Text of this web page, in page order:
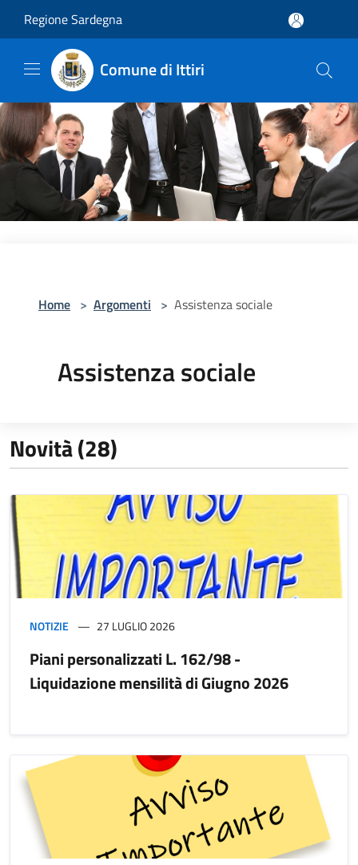
Regione Sardegna
Comune di Ittiri
Home > Argomenti > Assistenza sociale
Assistenza sociale
Novità (28)
NOTIZIE 27 LUGLIO 2026
Piani personalizzati L. 162/98 -
Liquidazione mensilità di Giugno 2026